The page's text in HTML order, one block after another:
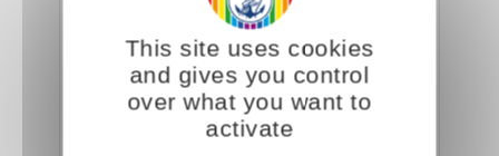
This site uses cookies
and gives you control
over what you want to
activate